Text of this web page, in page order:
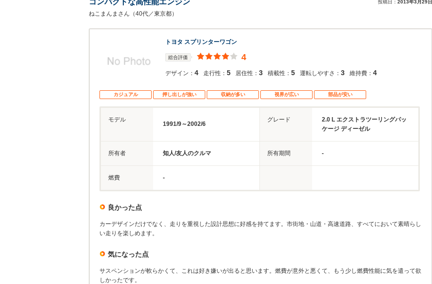
コンパクトな高性能エンジン 投稿日： 2013年3月29日
ねこまんまさん（40代／東京都）
トヨタ スプリンターワゴン
総合評価 4
デザイン： 4 走行性： 5 居住性： 3 積載性： 5 運転しやすさ： 3 維持費： 4
カジュアル 押し出しが強い 収納が多い 視界が広い 部品が安い
モデル
1991/9～2002/6
グレード
2.0 L エクストラツーリングパッ
ケージ ディーゼル
所有者 知人/友人のクルマ 所有期間 -
燃費 -
良かった点
カーデザインだけでなく、走りを重視した設計思想に好感を持てます。市街地・山道・高速道路、すべてにおいて素晴らし
い走りを楽しめます。
気になった点
サスペンションが軟らかくて、これは好き嫌いが出ると思います。燃費が意外と悪くて、もう少し燃費性能に気を遣って欲
しかったです。